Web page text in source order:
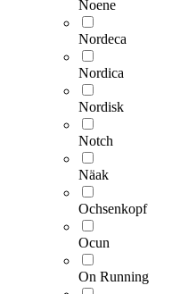
Noene
Nordeca
Nordica
Nordisk
Notch
Näak
Ochsenkopf
Ocun
On Running